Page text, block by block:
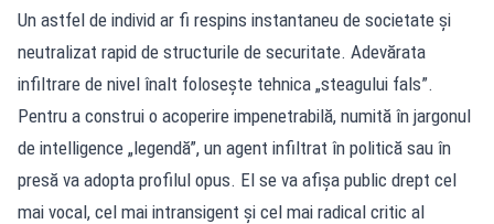
Un astfel de individ ar fi respins instantaneu de societate și
neutralizat rapid de structurile de securitate. Adevărata
infiltrare de nivel înalt folosește tehnica „steagului fals”.
Pentru a construi o acoperire impenetrabilă, numită în jargonul
de intelligence „legendă”, un agent infiltrat în politică sau în
presă va adopta profilul opus. El se va afișa public drept cel
mai vocal, cel mai intransigent și cel mai radical critic al